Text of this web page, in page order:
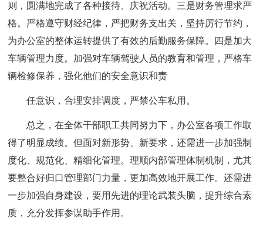
则，圆满地完成了各种接待、庆祝活动。三是财务管理求严
格。严格遵守财经纪律，严把财务支出关，坚持厉行节约，
为办公室的整体运转提供了有效的后勤服务保障。四是加大
车辆管理力度。加强对车辆驾驶人员的教育和管理，严格车
辆检修保养，强化他们的安全意识和责
任意识，合理安排调度，严禁公车私用。
总之，在全体干部职工共同努力下，办公室各项工作取
得了明显成绩。但面对新形势、新要求，还需进一步加强制
度化、规范化、精细化管理。理顺内部管理体制机制，尤其
要整合好归口管理部门力量，更加高效地开展工作。还需进
一步加强自身建设，要用先进的理论武装头脑，提升综合素
质，充分发挥参谋助手作用。